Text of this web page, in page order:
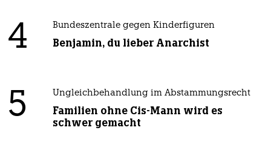
4 Bundeszentrale gegen Kinderfiguren
Benjamin, du lieber Anarchist
5 Ungleichbehandlung im Abstammungsrecht
Familien ohne Cis-Mann wird es
schwer gemacht